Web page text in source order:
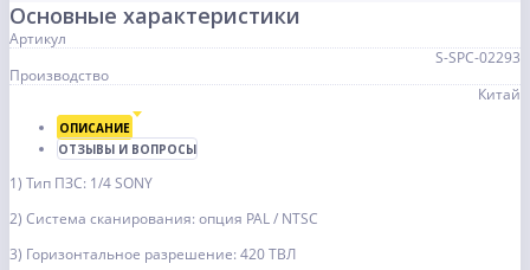
Основные характеристики
Артикул
S-SPC-02293
Производство
Китай
ОПИСАНИЕ
ОТЗЫВЫ И ВОПРОСЫ
1) Тип ПЗС: 1/4 SONY
2) Система сканирования: опция PAL / NTSC
3) Горизонтальное разрешение: 420 ТВЛ